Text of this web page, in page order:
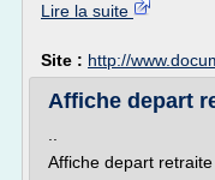
Lire la suite
Site : http://
Affiche depart
Affiche depart retraite